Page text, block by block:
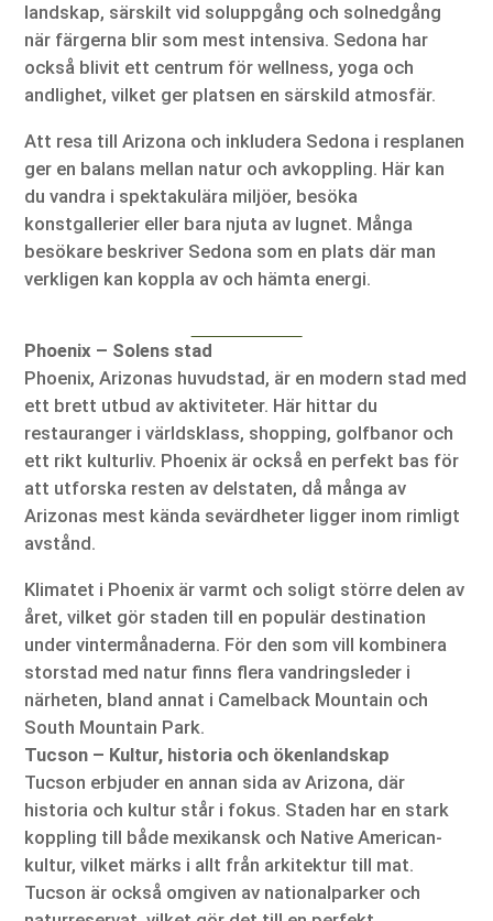
landskap, särskilt vid soluppgång och solnedgång
när färgerna blir som mest intensiva. Sedona har
också blivit ett centrum för wellness, yoga och
andlighet, vilket ger platsen en särskild atmosfär.
Att resa till Arizona och inkludera Sedona i resplanen
ger en balans mellan natur och avkoppling. Här kan
du vandra i spektakulära miljöer, besöka
konstgallerier eller bara njuta av lugnet. Många
besökare beskriver Sedona som en plats där man
verkligen kan koppla av och hämta energi.
Phoenix – Solens stad
Phoenix, Arizonas huvudstad, är en modern stad med
ett brett utbud av aktiviteter. Här hittar du
restauranger i världsklass, shopping, golfbanor och
ett rikt kulturliv. Phoenix är också en perfekt bas för
att utforska resten av delstaten, då många av
Arizonas mest kända sevärdheter ligger inom rimligt
avstånd.
Klimatet i Phoenix är varmt och soligt större delen av
året, vilket gör staden till en populär destination
under vintermånaderna. För den som vill kombinera
storstad med natur finns flera vandringsleder i
närheten, bland annat i Camelback Mountain och
South Mountain Park.
Tucson – Kultur, historia och ökenlandskap
Tucson erbjuder en annan sida av Arizona, där
historia och kultur står i fokus. Staden har en stark
koppling till både mexikansk och Native American-
kultur, vilket märks i allt från arkitektur till mat.
Tucson är också omgiven av nationalparker och